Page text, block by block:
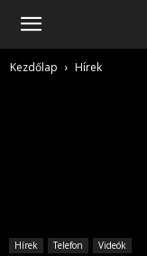
Kezdőlap Hírek
Hírek Telefon Videók